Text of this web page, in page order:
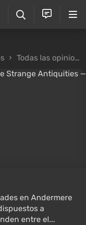
Todas las opiniones
en Andermere
a
entre el...